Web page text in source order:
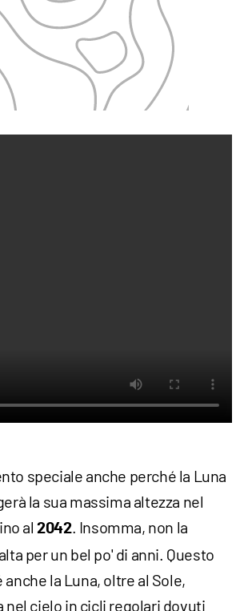
speciale anche perché la Luna
la sua massima altezza nel
al2042. Insomma, non la
per un bel po' di anni. Questo
la Luna, oltre al Sole,
nel cielo in cicli regolari dovuti